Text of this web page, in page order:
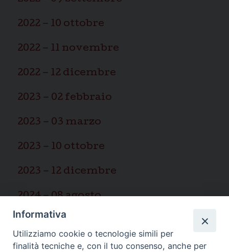
2022 – 10 ottobre
2022 – 11 novembre
2022 – 12 dicembre
2023 – 02 febbraio
2023 – 03 marzo
2023 – 10 ottobre
2023 – 12 dicembre
2024 – 08 agosto
2025 – 03 marzo
Informativa
Utilizziamo cookie o tecnologie simili per
finalità tecniche e, con il tuo consenso, anche per